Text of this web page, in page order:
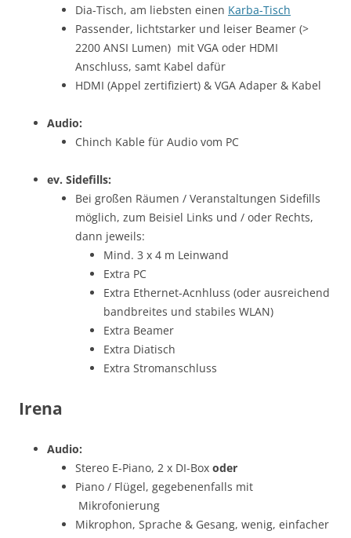
Dia-Tisch, am liebsten einen Karba-Tisch
Passender, lichtstarker und leiser Beamer (>
2200 ANSI Lumen) mit VGA oder HDMI
Anschluss, samt Kabel dafür
HDMI (Appel zertifiziert) & VGA Adaper & Kabel
Audio:
Chinch Kable für Audio vom PC
ev. Sidefills:
Bei großen Räumen / Veranstaltungen Sidefills
möglich, zum Beisiel Links und / oder Rechts,
dann jeweils:
Mind. 3 x 4 m Leinwand
Extra PC
Extra Ethernet-Acnhluss (oder ausreichend
bandbreites und stabiles WLAN)
Extra Beamer
Extra Diatisch
Extra Stromanschluss
Irena
Audio:
Stereo E-Piano, 2 x DI-Box oder
Piano / Flügel, gegebenenfalls mit
Mikrofonierung
Mikrophon, Sprache & Gesang, wenig, einfacher